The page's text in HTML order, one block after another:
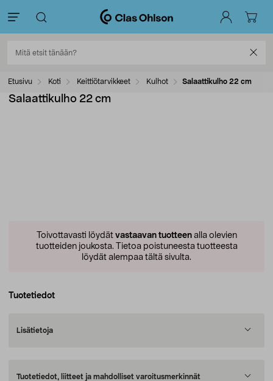
Etusivu Koti Keittiötarvikkeet Kulhot Salaattikulho 22 cm
Salaattikulho 22 cm
Toivottavasti löydät vastaavan tuotteenalla olevien
tuotteiden joukosta. Tietoa poistuneesta tuotteesta
löydät alempaa tältä sivulta.
Tuotetiedot
Lisätietoja
Tuotetiedot, liitteet ja mahdolliset varoitusmerkinnät